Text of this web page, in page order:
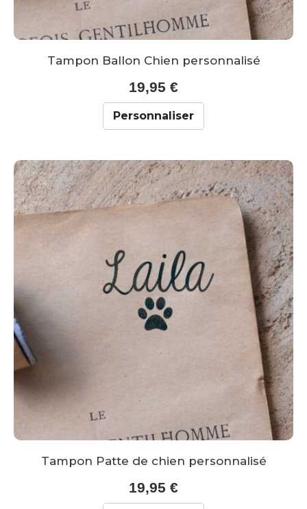
Tampon Ballon Chien personnalisé
19,95 €
Personnaliser
Tampon Patte de chien personnalisé
19,95 €